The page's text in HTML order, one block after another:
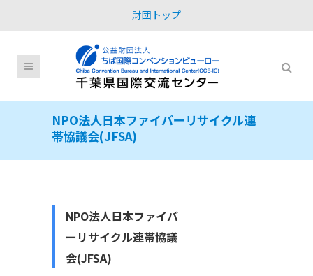
財団トップ
NPO法人日本ファイバーリサイクル連
帯協議会(JFSA)
NPO法人日本ファイバ
ーリサイクル連帯協議
会(JFSA)